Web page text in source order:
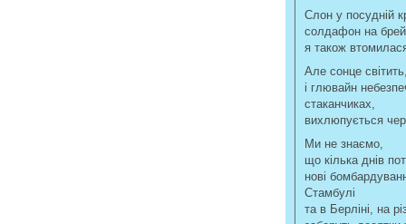
Слон у посудній
солдафон на
я також
Але сонце
і глювайн
стаканчиках,
вихлюпується
Ми не знаємо,
що кілька днів
нові
Стамбулі
та в Берліні, на